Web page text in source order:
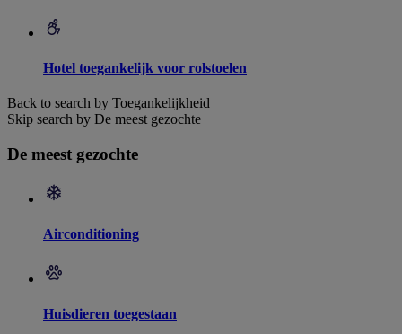
Hotel toegankelijk voor rolstoelen
Back to search by Toegankelijkheid
Skip search by De meest gezochte
De meest gezochte
Airconditioning
Huisdieren toegestaan